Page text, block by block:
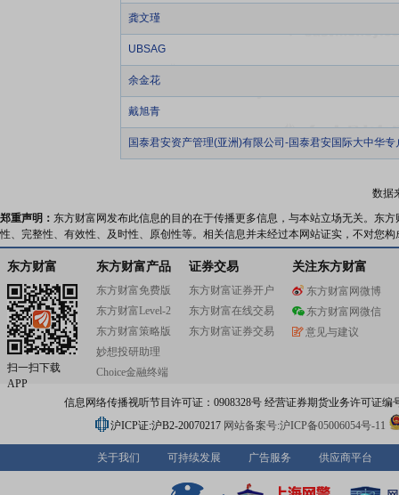
龚文瑾
UBSAG
余金花
戴旭青
国泰君安资产管理(亚洲)有限公司-国泰君安国际大中华专
数据
郑重声明： 东方财富网发布此信息的目的在于传播更多信息，与本站立场无关。东
性、完整性、有效性、及时性、原创性等。相关信息并未经过本网站证实，不对您
东方财富
扫一扫下载
APP
东方财富产品
东方财富免费版
东方财富Level-2
东方财富策略版
妙想投研助理
Choice金融终端
证券交易
东方财富证券开户
东方财富在线交易
东方财富证券交易
关注东方财富
东方财富网微博
东方财富网微信
意见与建议
信息网络传播视听节目许可证：0908328号 经营证券期货业务许可证编
沪ICP证:沪B2-20070217 网站备案号:沪ICP备05006054号-11
关于我们 可持续发展 广告服务 供应商平台